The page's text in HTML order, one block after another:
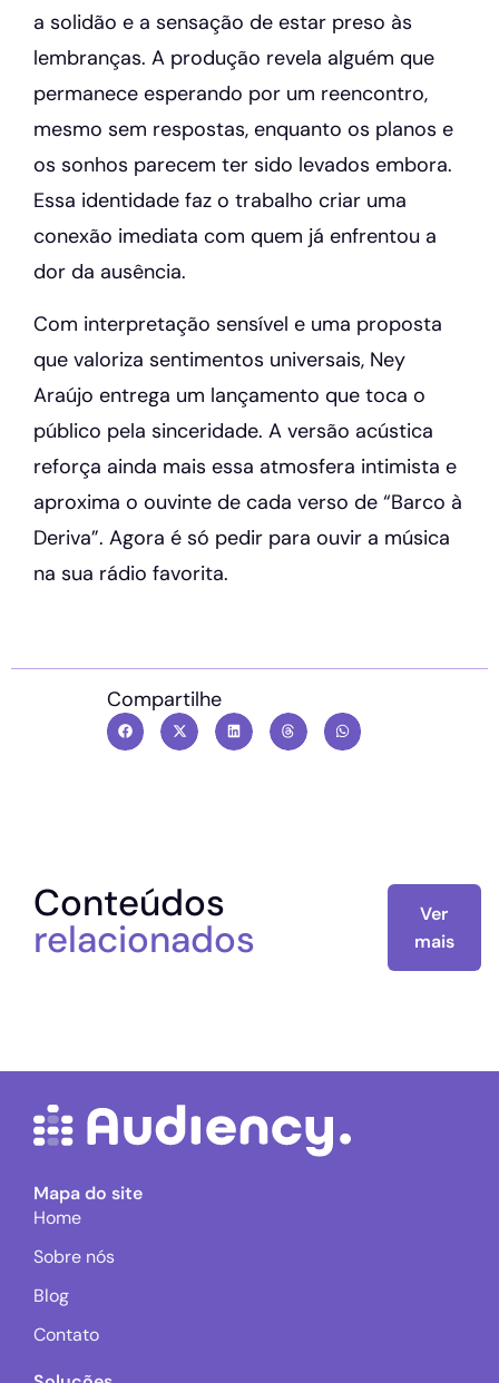
a solidão e a sensação de estar preso às
lembranças. A produção revela alguém que
permanece esperando por um reencontro,
mesmo sem respostas, enquanto os planos e
os sonhos parecem ter sido levados embora.
Essa identidade faz o trabalho criar uma
conexão imediata com quem já enfrentou a
dor da ausência.
Com interpretação sensível e uma proposta
que valoriza sentimentos universais, Ney
Araújo entrega um lançamento que toca o
público pela sinceridade. A versão acústica
reforça ainda mais essa atmosfera intimista e
aproxima o ouvinte de cada verso de “Barco à
Deriva”. Agora é só pedir para ouvir a música
na sua rádio favorita.
Compartilhe
Conteúdos
relacionados
Ver
mais
Mapa do site
Home
Sobre nós
Blog
Contato